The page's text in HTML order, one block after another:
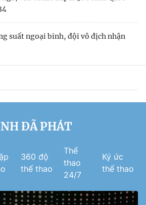
suất ngoại binh, đội vô địch nhận
ĐÃ PHÁT
360 độ
thể thao
Thể
thao
24/7
Ký ức
thể thao